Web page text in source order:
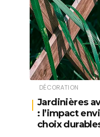
DÉCORATION
Jardinières
: l’impact
choix